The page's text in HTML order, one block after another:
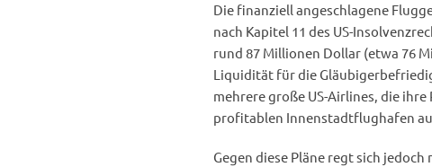
Die finanziell angeschlagene
nach Kapitel 11 des US-
rund 87 Millionen Dollar (etwa 76
Liquidität für die
mehrere große US-Airlines, die
profitablen Innenstadtflughafen
Gegen diese Pläne regt sich